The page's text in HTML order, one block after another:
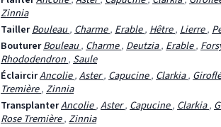
Zinnia
TaillerBouleau, Charme, Erable, Hêtre, Lierre,
BouturerBouleau, Charme, Deutzia, Erable,
Rhododendron, Saule
ÉclaircirAncolie,Aster, Capucine, Clarkia,
Tremière,Zinnia
TransplanterAncolie,Aster, Capucine, Clarkia,
Rose Tremière,Zinnia